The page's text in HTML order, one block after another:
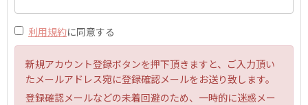
利用規約に同意する
新規アカウント登録ボタンを押下頂きますと、ご入力頂い
たメールアドレス宛に登録確認メールをお送り致します。
登録確認メールなどの未着回避のため、一時的に迷惑メー